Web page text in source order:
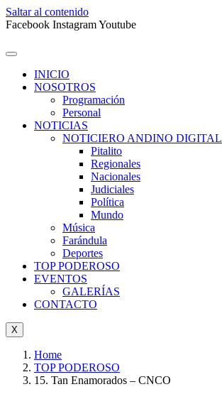
Saltar al contenido
Facebook InstagramYoutube
INICIO
NOSOTROS
Programación
Personal
NOTICIAS
NOTICIERO ANDINO DIGITAL
Pitalito
Regionales
Nacionales
Judiciales
Política
Mundo
Música
Farándula
Deportes
TOP PODEROSO
EVENTOS
GALERÍAS
CONTACTO
X
Home
TOP PODEROSO
15. Tan Enamorados – CNCO